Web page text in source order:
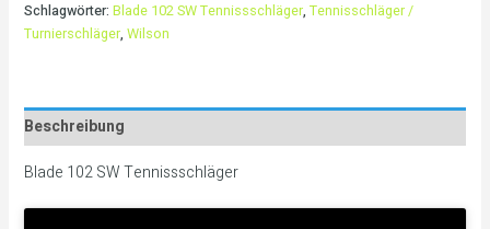
Schlagwörter: Blade 102 SW Tennissschläger, Tennisschläger /
Turnierschläger, Wilson
Beschreibung
Blade 102 SW Tennissschläger